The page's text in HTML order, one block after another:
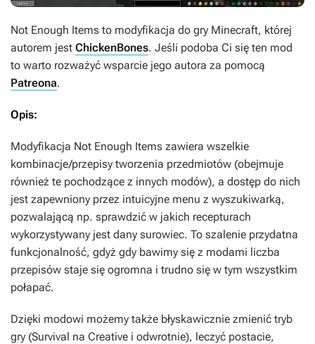
Not Enough Items to modyfikacja do gry Minecraft, której
autorem jest ChickenBones. Jeśli podoba Ci się ten mod
to warto rozważyć wsparcie jego autora za pomocą
Patreona.
Opis:
Modyfikacja Not Enough Items zawiera wszelkie
kombinacje/przepisy tworzenia przedmiotów (obejmuje
również te pochodzące z innych modów), a dostęp do nich
jest zapewniony przez intuicyjne menu z wyszukiwarką,
pozwalającą np. sprawdzić w jakich recepturach
wykorzystywany jest dany surowiec. To szalenie przydatna
funkcjonalność, gdyż gdy bawimy się z modami liczba
przepisów staje się ogromna i trudno się w tym wszystkim
połapać.
Dzięki modowi możemy także błyskawicznie zmienić tryb
gry (Survival na Creative i odwrotnie), leczyć postacie,